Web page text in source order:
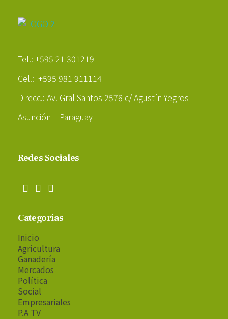
Tel.: +595 21 301219
Cel.: +595 981 911114
Direcc.: Av. Gral Santos 2576 c/ Agustín Yegros
Asunción – Paraguay
Redes Sociales
Categorías
Inicio
Agricultura
Ganadería
Mercados
Política
Social
Empresariales
P.A TV